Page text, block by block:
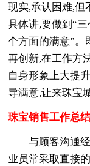
现实,承认困难,但
具体讲,要做到“
个方面的满意”。
再创新,在工作方
自身形象上大提
导满意,让来珠宝
珠宝销售工作总
与顾客沟通
业员常采取直接